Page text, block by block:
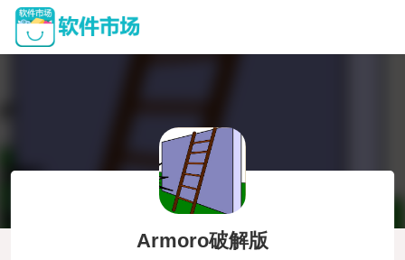
Armoro破解版